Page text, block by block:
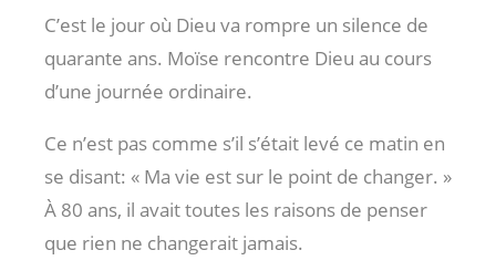
C’est le jour où Dieu va rompre un silence de
quarante ans. Moïse rencontre Dieu au cours
d’une journée ordinaire.
Ce n’est pas comme s’il s’était levé ce matin en
se disant: « Ma vie est sur le point de changer. »
À 80 ans, il avait toutes les raisons de penser
que rien ne changerait jamais.